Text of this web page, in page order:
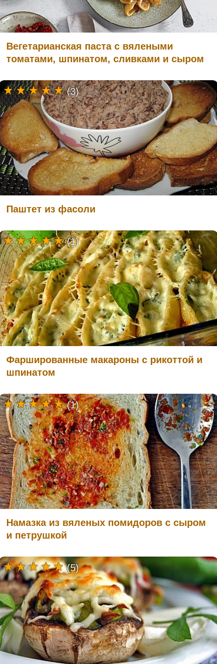
Вегетарианская паста с вялеными
томатами, шпинатом, сливками и сыром
Паштет из фасоли
(3)
Фаршированные макароны с рикоттой и
шпинатом
(1)
Намазка из вяленых помидоров с сыром
и петрушкой
(1)
(5)